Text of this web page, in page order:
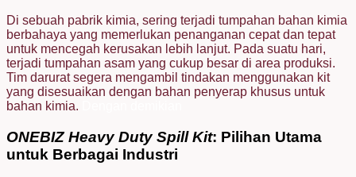
Di sebuah pabrik kimia, sering terjadi tumpahan bahan kimia
berbahaya yang memerlukan penanganan cepat dan tepat
untuk mencegah kerusakan lebih lanjut. Pada suatu hari,
terjadi tumpahan asam yang cukup besar di area produksi.
Tim darurat segera mengambil tindakan menggunakan kit
yang disesuaikan dengan bahan penyerap khusus untuk
bahan kimia.
ONEBIZ Heavy Duty Spill Kit: Pilihan Utama
untuk Berbagai Industri